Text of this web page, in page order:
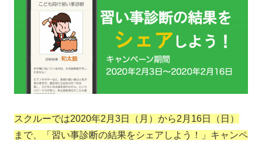
スクルーでは2020年2月3日（月）から2月16日（日）
まで、「習い事診断の結果をシェアしよう！」キャンペ